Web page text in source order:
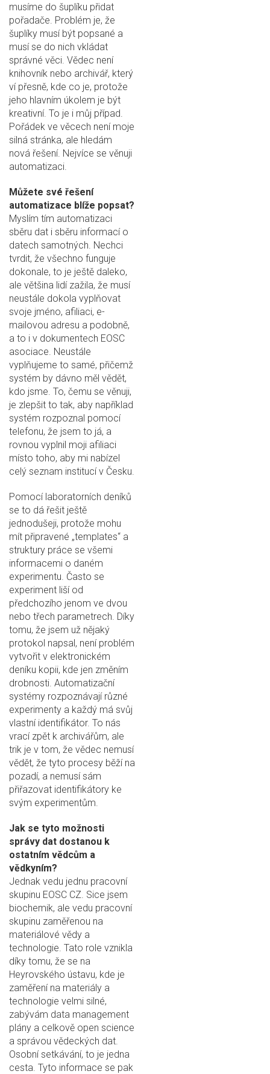
musíme do šuplíku přidat
pořadače. Problém je, že
šuplíky musí být popsané a
musí se do nich vkládat
správné věci. Vědec není
knihovník nebo archivář, který
ví přesně, kde co je, protože
jeho hlavním úkolem je být
kreativní. To je i můj případ.
Pořádek ve věcech není moje
silná stránka, ale hledám
nová řešení. Nejvíce se věnuji
automatizaci.
Můžete své řešení
automatizace blíže popsat?
Myslím tím automatizaci
sběru dat i sběru informací o
datech samotných. Nechci
tvrdit, že všechno funguje
dokonale, to je ještě daleko,
ale většina lidí zažila, že musí
neustále dokola vyplňovat
svoje jméno, afiliaci, e-
mailovou adresu a podobně,
a to i v dokumentech EOSC
asociace. Neustále
vyplňujeme to samé, přičemž
systém by dávno měl vědět,
kdo jsme. To, čemu se věnuji,
je zlepšit to tak, aby například
systém rozpoznal pomocí
telefonu, že jsem to já, a
rovnou vyplnil moji afiliaci
místo toho, aby mi nabízel
celý seznam institucí v Česku.
Pomocí laboratorních deníků
se to dá řešit ještě
jednodušeji, protože mohu
mít připravené „templates“ a
struktury práce se všemi
informacemi o daném
experimentu. Často se
experiment liší od
předchozího jenom ve dvou
nebo třech parametrech. Díky
tomu, že jsem už nějaký
protokol napsal, není problém
vytvořit v elektronickém
deníku kopii, kde jen změním
drobnosti. Automatizační
systémy rozpoznávají různé
experimenty a každý má svůj
vlastní identifikátor. To nás
vrací zpět k archivářům, ale
trik je v tom, že vědec nemusí
vědět, že tyto procesy běží na
pozadí, a nemusí sám
přiřazovat identifikátory ke
svým experimentům.
Jak se tyto možnosti
správy dat dostanou k
ostatním vědcům a
vědkyním?
Jednak vedu jednu pracovní
skupinu EOSC CZ. Sice jsem
biochemik, ale vedu pracovní
skupinu zaměřenou na
materiálové vědy a
technologie. Tato role vznikla
díky tomu, že se na
Heyrovského ústavu, kde je
zaměření na materiály a
technologie velmi silné,
zabývám data management
plány a celkově open science
a správou vědeckých dat.
Osobní setkávání, to je jedna
cesta. Tyto informace se pak